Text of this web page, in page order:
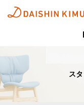
ス